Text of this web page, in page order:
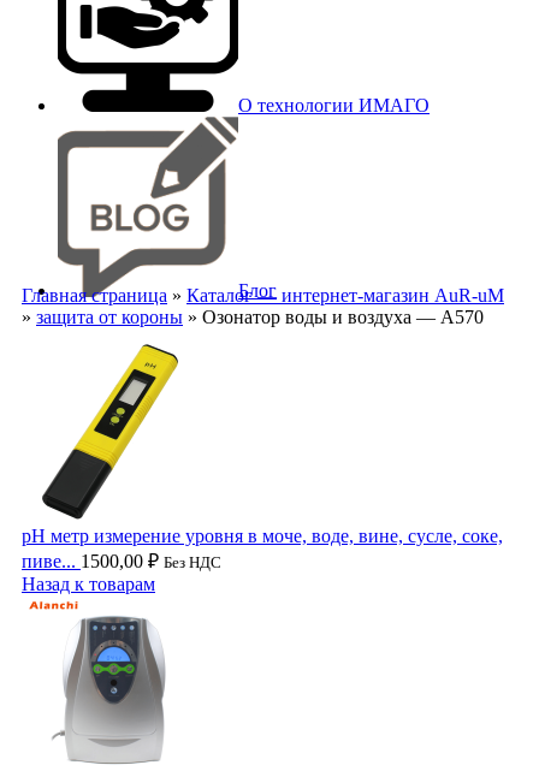
О технологии ИМАГО
Блог
Главная страница » Каталог — интернет-магазин AuR-uM
» защита от короны » Озонатор воды и воздуха — А570
pН метр измерение уровня в моче, воде, вине, сусле, соке,
пиве... 1500,00 ₽ Без НДС
Назад к товарам